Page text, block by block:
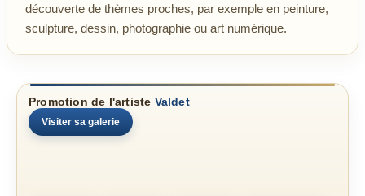
découverte de thèmes proches, par exemple en peinture,
sculpture, dessin, photographie ou art numérique.
Promotion de l'artiste Valdet
Visiter sa galerie